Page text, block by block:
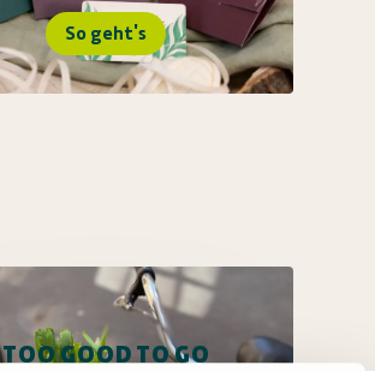
So geht's
TOO GOOD TO GO